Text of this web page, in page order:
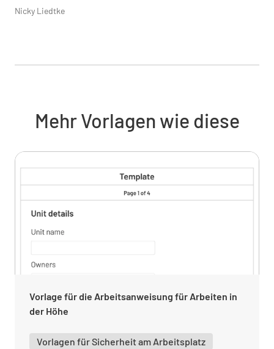
Nicky LiedtkeTELESKOP-/GELENKTELESKOPBÜHNE
GELÄNDER EINFASSUNGEN
AUFFANGNETZE
PERSÖNLICHE SCHUTZAUSRÜSTUNG
GEGEN ABSTURZ
Mehr Vorlagen wie diese
Vorlage für die Arbeitsanweisung für Arbeiten in
der Höhe
Vorlagen für Sicherheit am Arbeitsplatz